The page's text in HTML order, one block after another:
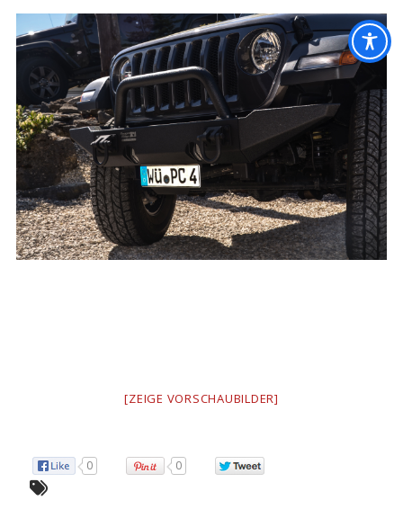
[ZEIGE VORSCHAUBILDER]
0 0